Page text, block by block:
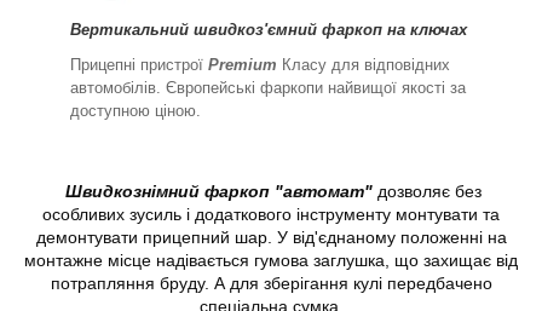
Вертикальний швидкоз'ємний фаркоп на ключах
Прицепні пристрої Premium Класу для відповідних
автомобілів. Європейські фаркопи найвищої якості за
доступною ціною.
Швидкознімний фаркоп "автомат" дозволяє без
особливих зусиль і додаткового інструменту монтувати та
демонтувати прицепний шар. У від'єднаному положенні на
монтажне місце надівається гумова заглушка, що захищає від
потрапляння бруду. А для зберігання кулі передбачено
спеціальна сумка.